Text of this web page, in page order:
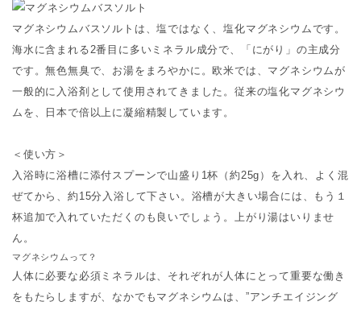
マグネシウムバスソルトは、塩ではなく、塩化マグネシウムです。
海水に含まれる2番目に多いミネラル成分で、「にがり」の主成分
です。無色無臭で、お湯をまろやかに。欧米では、マグネシウムが
一般的に入浴剤として使用されてきました。従来の塩化マグネシウ
ムを、日本で倍以上に凝縮精製しています。
＜使い方＞
入浴時に浴槽に添付スプーンで山盛り1杯（約25g）を入れ、よく混
ぜてから、約15分入浴して下さい。浴槽が大きい場合には、もう１
杯追加で入れていただくのも良いでしょう。上がり湯はいりませ
ん。
マグネシウムって？
人体に必要な必須ミネラルは、それぞれが人体にとって重要な働き
をもたらしますが、なかでもマグネシウムは、”アンチエイジング